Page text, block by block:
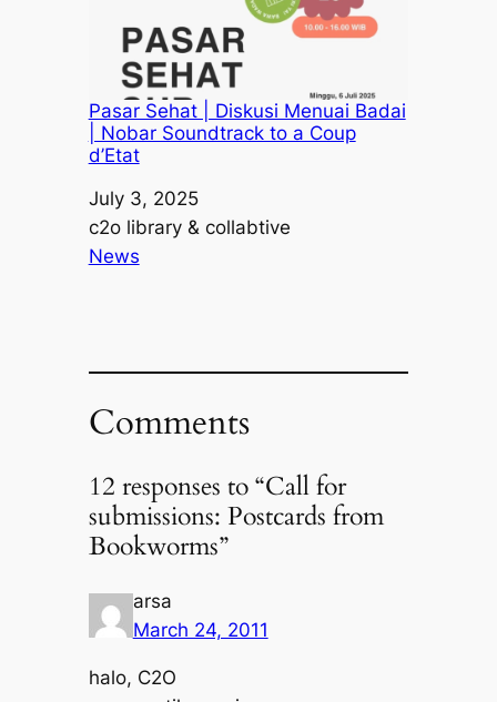
Pasar Sehat | Diskusi Menuai Badai
| Nobar Soundtrack to a Coup
d’Etat
Date
July 3, 2025
Author
c2o library & collabtive
In relation to
News
Comments
12 responses to “Call for
submissions: Postcards from
Bookworms”
arsa
March 24, 2011
halo, C2O